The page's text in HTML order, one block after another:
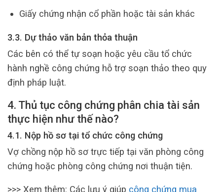
Giấy chứng nhận cổ phần hoặc tài sản khác
3.3. Dự thảo văn bản thỏa thuận
Các bên có thể tự soạn hoặc yêu cầu tổ chức
hành nghề công chứng hỗ trợ soạn thảo theo quy
định pháp luật.
4. Thủ tục công chứng phân chia tài sản
thực hiện như thế nào?
4.1. Nộp hồ sơ tại tổ chức công chứng
Vợ chồng nộp hồ sơ trực tiếp tại văn phòng công
chứng hoặc phòng công chứng nơi thuận tiện.
>>> Xem thêm: Các lưu ý giúp công chứng mua